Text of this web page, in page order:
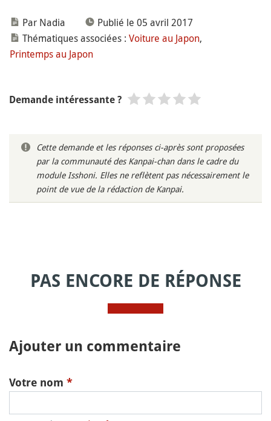
Par Nadia
Publié le 05 avril 2017
Thématiques associées : Voiture au Japon,
Printemps au Japon
Demande intéressante ?
Cette demande et les réponses ci-après sont proposées
par la communauté des Kanpai-chan dans le cadre du
module Isshoni. Elles ne reflètent pas nécessairement le
point de vue de la rédaction de Kanpai.
PAS ENCORE DE RÉPONSE
Ajouter un commentaire
Votre nom *